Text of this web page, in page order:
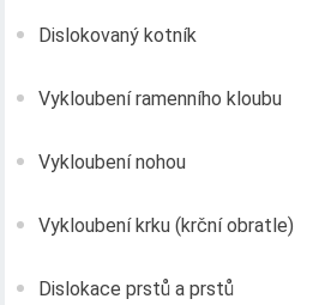
Dislokovaný kotník
Vykloubení ramenního kloubu
Vykloubení nohou
Vykloubení krku (krční obratle)
Dislokace prstů a prstů